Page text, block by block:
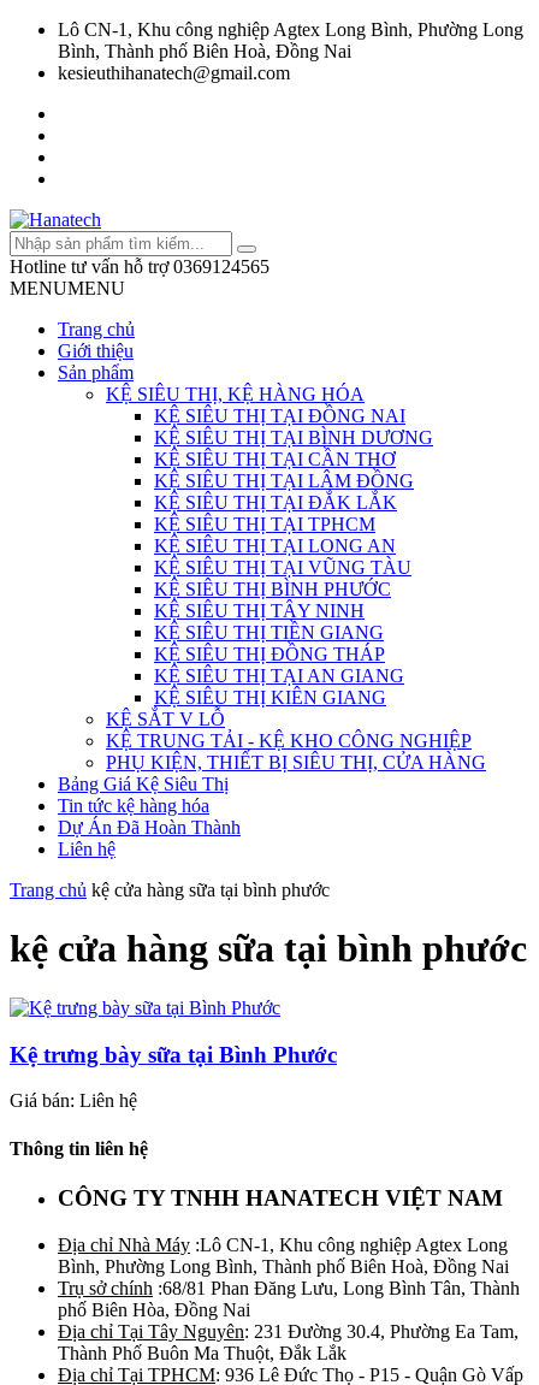
Lô CN-1, Khu công nghiệp Agtex Long Bình, Phường Long
Bình, Thành phố Biên Hoà, Đồng Nai
kesieuthihanatech@gmail.com
Hotline tư vấn hỗ trợ 0369124565
MENUMENU
Trang chủ
Giới thiệu
Sản phẩm
KỆ SIÊU THỊ, KỆ HÀNG HÓA
KỆ SIÊU THỊ TẠI ĐỒNG NAI
KỆ SIÊU THỊ TẠI BÌNH DƯƠNG
KỆ SIÊU THỊ TẠI CẦN THƠ
KỆ SIÊU THỊ TẠI LÂM ĐỒNG
KỆ SIÊU THỊ TẠI ĐẮK LẮK
KỆ SIÊU THỊ TẠI TPHCM
KỆ SIÊU THỊ TẠI LONG AN
KỆ SIÊU THỊ TẠI VŨNG TÀU
KỆ SIÊU THỊ BÌNH PHƯỚC
KỆ SIÊU THỊ TÂY NINH
KỆ SIÊU THỊ TIỀN GIANG
KỆ SIÊU THỊ ĐỒNG THÁP
KỆ SIÊU THỊ TẠI AN GIANG
KỆ SIÊU THỊ KIÊN GIANG
KỆ SẮT V LỖ
KỆ TRUNG TẢI - KỆ KHO CÔNG NGHIỆP
PHỤ KIỆN, THIẾT BỊ SIÊU THỊ, CỬA HÀNG
Bảng Giá Kệ Siêu Thị
Tin tức kệ hàng hóa
Dự Án Đã Hoàn Thành
Liên hệ
Trang chủ kệ cửa hàng sữa tại bình phước
kệ cửa hàng sữa tại bình phước
Kệ trưng bày sữa tại Bình Phước
Giá bán: Liên hệ
Thông tin liên hệ
CÔNG TY TNHH HANATECH VIỆT NAM
Địa chỉ Nhà Máy :Lô CN-1, Khu công nghiệp Agtex Long
Bình, Phường Long Bình, Thành phố Biên Hoà, Đồng Nai
Trụ sở chính :68/81 Phan Đăng Lưu, Long Bình Tân, Thành
phố Biên Hòa, Đồng Nai
Địa chỉ Tại Tây Nguyên: 231 Đường 30.4, Phường Ea Tam,
Thành Phố Buôn Ma Thuột, Đắk Lắk
Địa chỉ Tại TPHCM: 936 Lê Đức Thọ - P15 - Quận Gò Vấp